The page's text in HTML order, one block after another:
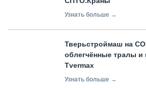
Узнать больше →
Тверьстроймаш на
облегчённые тралы
Tvermax
Узнать больше →